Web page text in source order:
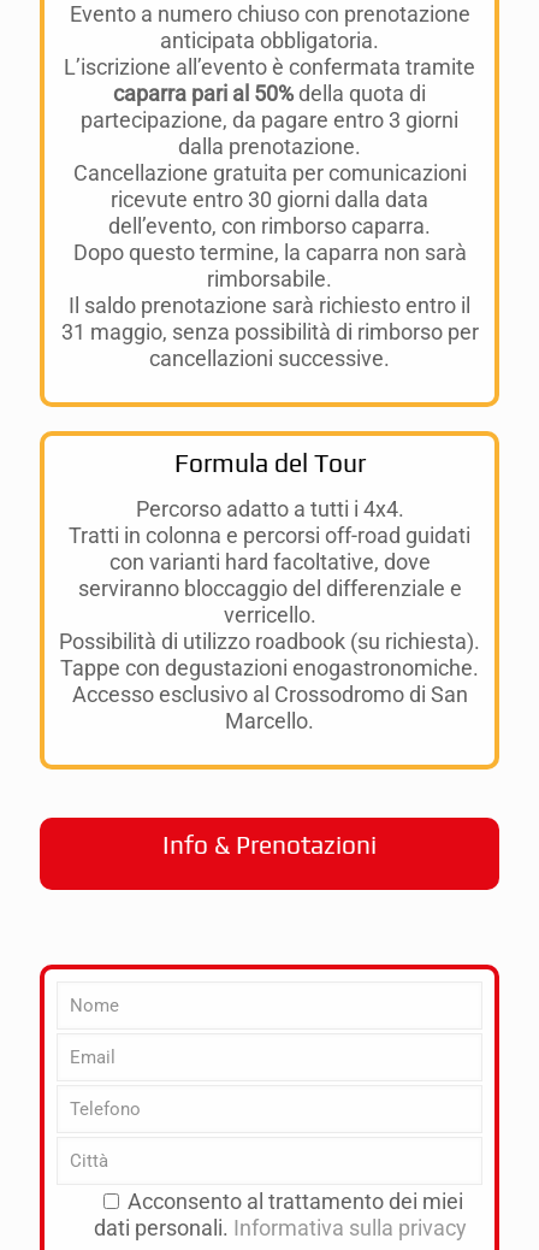
Evento a numero chiuso con prenotazione
anticipata obbligatoria.
L’iscrizione all’evento è confermata tramite
caparra pari al 50% della quota di
partecipazione, da pagare entro 3 giorni
dalla prenotazione.
Cancellazione gratuita per comunicazioni
ricevute entro 30 giorni dalla data
dell’evento, con rimborso caparra.
Dopo questo termine, la caparra non sarà
rimborsabile.
Il saldo prenotazione sarà richiesto entro il
31 maggio, senza possibilità di rimborso per
cancellazioni successive.
Formula del Tour
Percorso adatto a tutti i 4x4.
Tratti in colonna e percorsi off-road guidati
con varianti hard facoltative, dove
serviranno bloccaggio del differenziale e
verricello.
Possibilità di utilizzo roadbook (su richiesta).
Tappe con degustazioni enogastronomiche.
Accesso esclusivo al Crossodromo di San
Marcello.
Info & Prenotazioni
Acconsento al trattamento dei miei
dati personali. Informativa sulla privacy